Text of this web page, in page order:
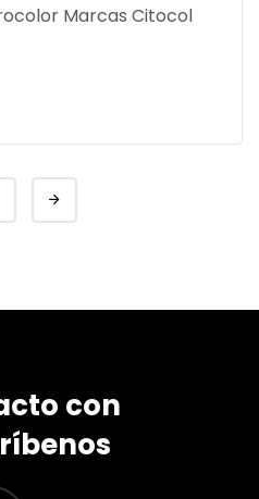
Marcas Citocol
con